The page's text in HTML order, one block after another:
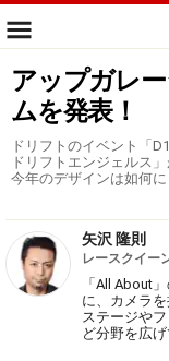
アップガレ
ムを発表！
ドリフトのイベント「
ドリフトエンジェルス
今年のデザインは如何に
矢沢 隆則
レースクイー
「All About
に、カメラ
ステージや
ど分野を広